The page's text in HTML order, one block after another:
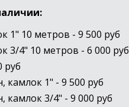
1" 10 метров - 9 500 руб
3/4" 10 метров - 6 000 руб
руб
камлок 1" - 9 500 руб
камлок 3/4" - 9 000 руб